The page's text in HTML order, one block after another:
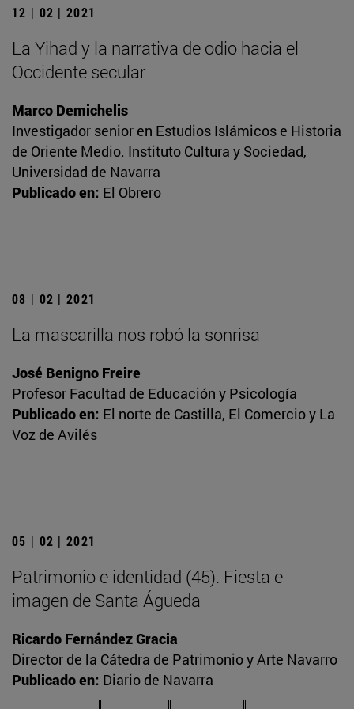
12 | 02 | 2021
La Yihad y la narrativa de odio hacia el
Occidente secular
Marco Demichelis
Investigador senior en Estudios Islámicos e Historia
de Oriente Medio. Instituto Cultura y Sociedad,
Universidad de Navarra
Publicado en: El Obrero
08 | 02 | 2021
La mascarilla nos robó la sonrisa
José Benigno Freire
Profesor Facultad de Educación y Psicología
Publicado en: El norte de Castilla, El Comercio y La
Voz de Avilés
05 | 02 | 2021
Patrimonio e identidad (45). Fiesta e
imagen de Santa Águeda
Ricardo Fernández Gracia
Director de la Cátedra de Patrimonio y Arte Navarro
Publicado en: Diario de Navarra